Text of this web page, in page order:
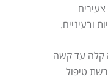
ובעיניים.
קלה עד קשה
טיפול